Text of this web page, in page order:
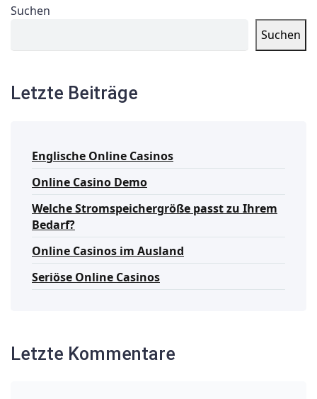
Suchen
Suchen
Letzte Beiträge
Englische Online Casinos
Online Casino Demo
Welche Stromspeichergröße passt zu Ihrem
Bedarf?
Online Casinos im Ausland
Seriöse Online Casinos
Letzte Kommentare